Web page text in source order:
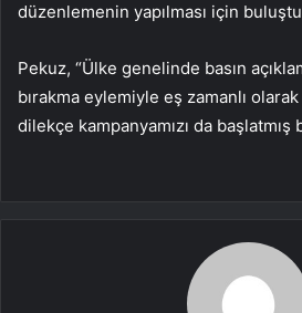
düzenlemenin yapılması için
Pekuz, “Ülke genelinde basın
bırakma eylemiyle eş zamanlı
dilekçe kampanyamızı da